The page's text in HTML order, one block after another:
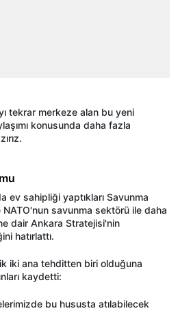
tekrar merkeze alan bu yeni
konusunda daha fazla
ev sahipliği yaptıkları Savunma
savunma sektörü ile daha
dair Ankara Stratejisi'nin
hatırlattı.
iki ana tehditten biri olduğuna
kaydetti:
bu hususta atılabilecek